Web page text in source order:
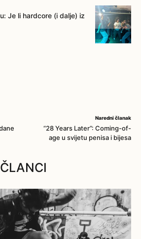
Je li hardcore (i dalje) iz
Naredni članak
“28 Years Later”: Coming-of-
age u svijetu penisa i bijesa